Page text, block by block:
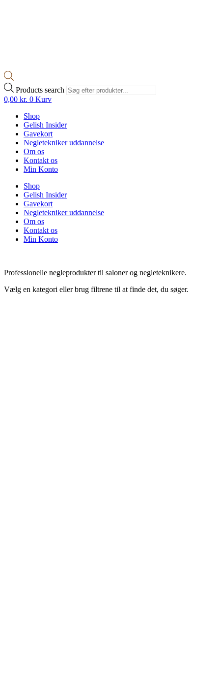
Products search
0,00 kr. 0 Kurv
Shop
Gelish Insider
Gavekort
Negletekniker uddannelse
Om os
Kontakt os
Min Konto
Shop
Gelish Insider
Gavekort
Negletekniker uddannelse
Om os
Kontakt os
Min Konto
Professionelle negleprodukter til saloner og negleteknikere.
Vælg en kategori eller brug filtrene til at finde det, du søger.